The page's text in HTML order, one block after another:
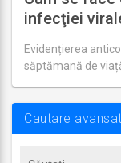
infecţiei
Evidențierea
săptămană de
19,
Cautare